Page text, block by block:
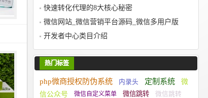
快速转化代理的8大核心秘密
微信网站_微信营销平台源码_微信多用户版
开发者中心类目介绍
热门标签
php微商授权防伪系统 内录头 定制系统 微
信公众号 微信自定义菜单 微信跳转
微信跳转